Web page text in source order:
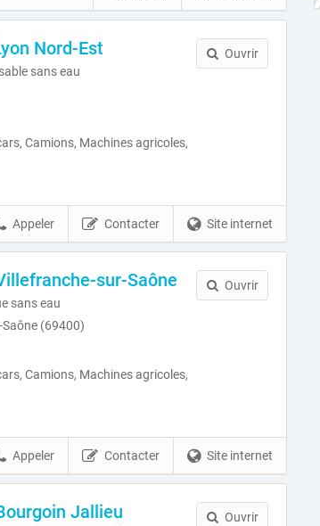
Nord-Est
sans eau
Camions, Machines agricoles,
Ouvrir
Site internet
Contacter
Appeler
sur-Saône
sans eau
(69400)
Camions, Machines agricoles,
Ouvrir
Site internet
Contacter
Appeler
Jallieu Ouvrir